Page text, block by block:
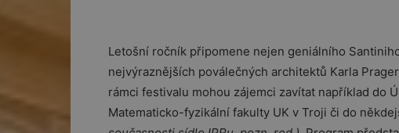
Letošní ročník připomene nejen geniálního
nejvýraznějších poválečných architektů Karla
rámci festivalu mohou zájemci zavítat například do
Matematicko-fyzikální fakulty UK v Troji či do